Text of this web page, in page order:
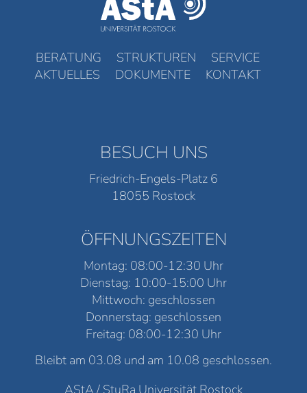
BERATUNG STRUKTUREN
SERVICE
AKTUELLES
DOKUMENTE KONTAKT
BESUCH UNS
Friedrich-Engels-Platz 6
18055 Rostock
ÖFFNUNGSZEITEN
Montag: 08:00-12:30 Uhr
Dienstag: 10:00-15:00 Uhr
Mittwoch: geschlossen
Donnerstag: geschlossen
Freitag: 08:00-12:30 Uhr
Bleibt am 03.08 und am 10.08 geschlossen.
AStA / StuRa Universität Rostock